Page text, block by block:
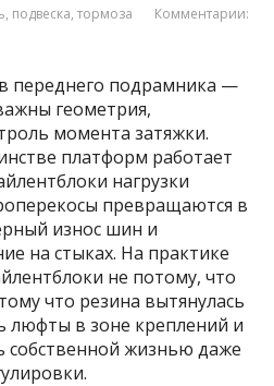
подвеска, тормоза
Комментарии:
переднего подрамника —
геометрия,
момента затяжки.
платформ работает
нагрузки
превращаются в
износ шин и
на стыках. На практике
не потому, что
что резина вытянулась
люфты в зоне креплений и
собственной жизнью даже